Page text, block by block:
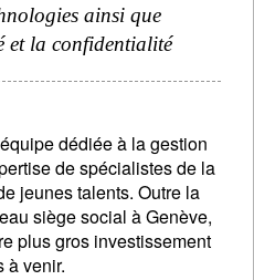
ainsi que
et la confidentialité
dédiée à la gestion
de spécialistes de la
jeunes talents. Outre la
siège social à Genève,
plus gros investissement
à venir.